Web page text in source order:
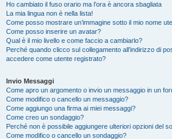
Ho cambiato il fuso orario ma l’ora è ancora sbagliata
La mia lingua non è nella lista!
Come posso mostrare un’immagine sotto il mio nome
Come posso inserire un avatar?
Qual è il mio livello e come faccio a cambiarlo?
Perché quando clicco sul collegamento all’indirizzo di
accedere come utente registrato?
Invio Messaggi
Come apro un argomento o invio un messaggio in un
Come modifico o cancello un messaggio?
Come aggiungo una firma ai miei messaggi?
Come creo un sondaggio?
Perché non è possibile aggiungere ulteriori opzioni del
Come modifico o cancello un sondaggio?